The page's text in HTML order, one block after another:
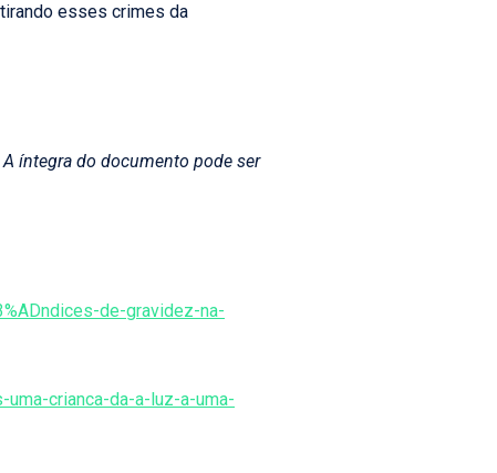
esses crimes da
íntegra do documento pode ser
de-gravidez-na-
crianca-da-a-luz-a-uma-